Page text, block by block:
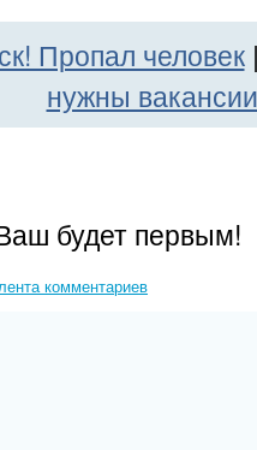
Пропал человек
нужны вакансии
будет первым!
комментариев